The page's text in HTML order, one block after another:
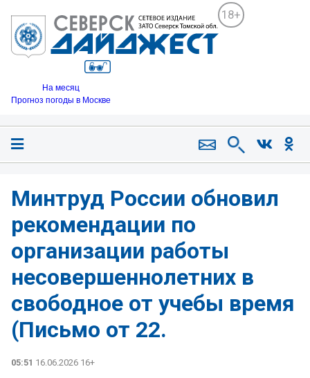
18+
На месяц
Прогноз погоды в Москве
Минтруд России обновил
рекомендации по
организации работы
несовершеннолетних в
свободное от учебы время
(Письмо от 22.
05:51 16.06.2026 16+